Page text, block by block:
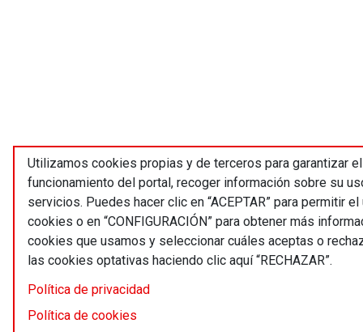
Utilizamos cookies propias y de terceros para garantizar
funcionamiento del portal, recoger información sobre su
servicios. Puedes hacer clic en “ACEPTAR” para permitir
cookies o en “CONFIGURACIÓN” para obtener más
cookies que usamos y seleccionar cuáles aceptas o
las cookies optativas haciendo clic aquí “RECHAZAR”.
Política de privacidad
Política de cookies